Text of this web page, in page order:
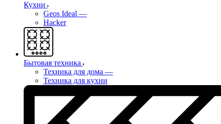
Кухни
Geos Ideal —
Hacker
Бытовая техника
Техника для дома —
Техника для кухни